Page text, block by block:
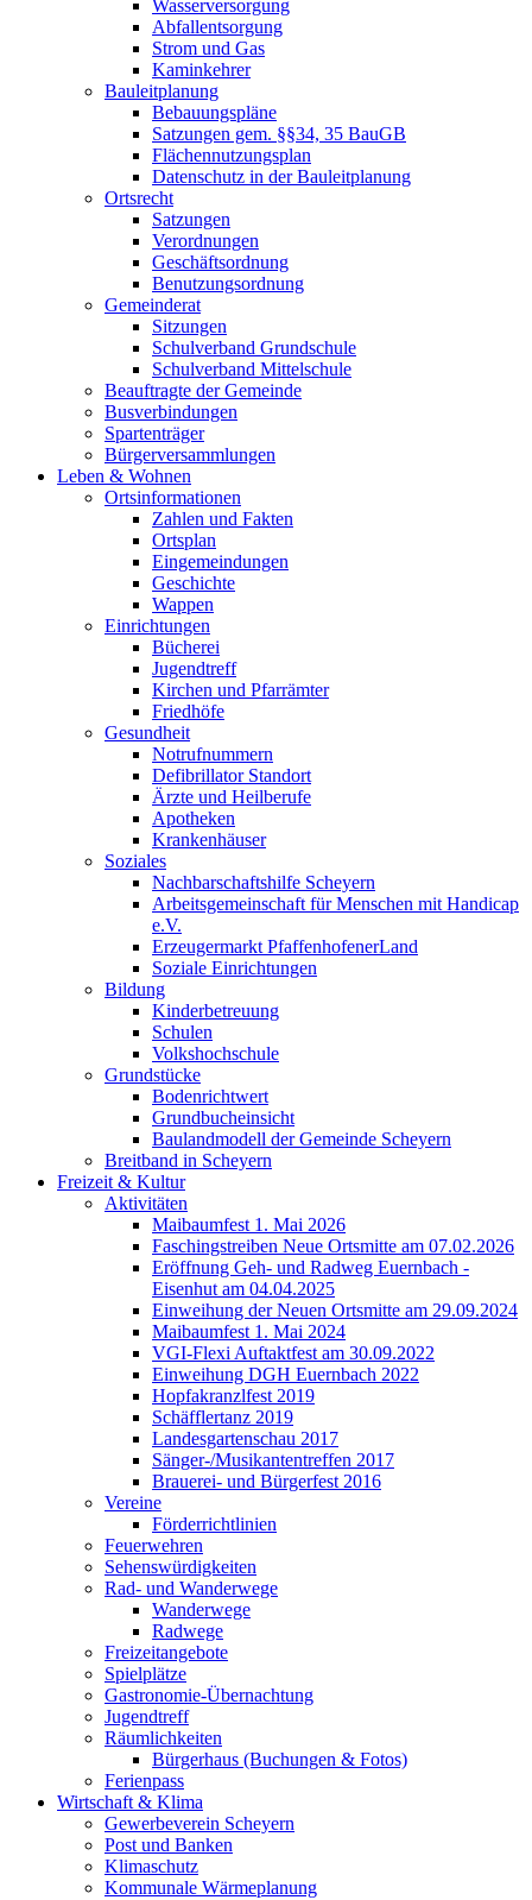
Wasserversorgung
Abfallentsorgung
Strom und Gas
Kaminkehrer
Bauleitplanung
Bebauungspläne
Satzungen gem. §§34, 35 BauGB
Flächennutzungsplan
Datenschutz in der Bauleitplanung
Ortsrecht
Satzungen
Verordnungen
Geschäftsordnung
Benutzungsordnung
Gemeinderat
Sitzungen
Schulverband Grundschule
Schulverband Mittelschule
Beauftragte der Gemeinde
Busverbindungen
Spartenträger
Bürgerversammlungen
Leben & Wohnen
Ortsinformationen
Zahlen und Fakten
Ortsplan
Eingemeindungen
Geschichte
Wappen
Einrichtungen
Bücherei
Jugendtreff
Kirchen und Pfarrämter
Friedhöfe
Gesundheit
Notrufnummern
Defibrillator Standort
Ärzte und Heilberufe
Apotheken
Krankenhäuser
Soziales
Nachbarschaftshilfe Scheyern
Arbeitsgemeinschaft für Menschen mit Handicap
e.V.
Erzeugermarkt PfaffenhofenerLand
Soziale Einrichtungen
Bildung
Kinderbetreuung
Schulen
Volkshochschule
Grundstücke
Bodenrichtwert
Grundbucheinsicht
Baulandmodell der Gemeinde Scheyern
Breitband in Scheyern
Freizeit & Kultur
Aktivitäten
Maibaumfest 1. Mai 2026
Faschingstreiben Neue Ortsmitte am 07.02.2026
Eröffnung Geh- und Radweg Euernbach -
Eisenhut am 04.04.2025
Einweihung der Neuen Ortsmitte am 29.09.2024
Maibaumfest 1. Mai 2024
VGI-Flexi Auftaktfest am 30.09.2022
Einweihung DGH Euernbach 2022
Hopfakranzlfest 2019
Schäfflertanz 2019
Landesgartenschau 2017
Sänger-/Musikantentreffen 2017
Brauerei- und Bürgerfest 2016
Vereine
Förderrichtlinien
Feuerwehren
Sehenswürdigkeiten
Rad- und Wanderwege
Wanderwege
Radwege
Freizeitangebote
Spielplätze
Gastronomie-Übernachtung
Jugendtreff
Räumlichkeiten
Bürgerhaus (Buchungen & Fotos)
Ferienpass
Wirtschaft & Klima
Gewerbeverein Scheyern
Post und Banken
Klimaschutz
Kommunale Wärmeplanung